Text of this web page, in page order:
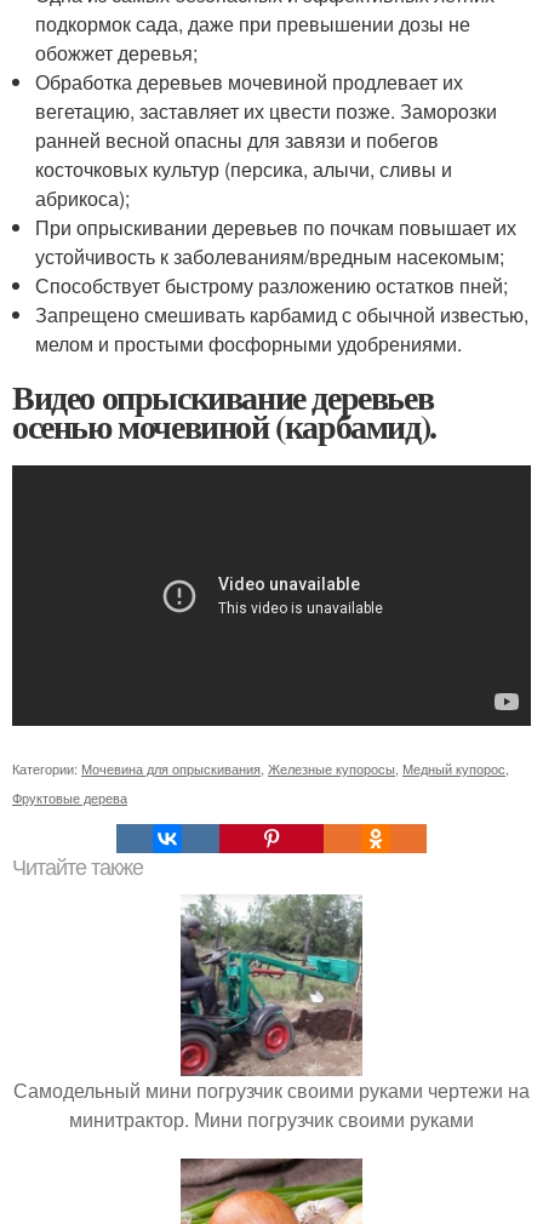
подкормок сада, даже при превышении дозы не
обожжет деревья;
Обработка деревьев мочевиной продлевает их
вегетацию, заставляет их цвести позже. Заморозки
ранней весной опасны для завязи и побегов
косточковых культур (персика, алычи, сливы и
абрикоса);
При опрыскивании деревьев по почкам повышает их
устойчивость к заболеваниям/вредным насекомым;
Способствует быстрому разложению остатков пней;
Запрещено смешивать карбамид с обычной известью,
мелом и простыми фосфорными удобрениями.
Видео опрыскивание деревьев
осенью мочевиной (карбамид).
Категории: Мочевина для опрыскивания, Железные купоросы, Медный купорос,
Фруктовые дерева
Читайте также
Самодельный мини погрузчик своими руками чертежи на
минитрактор. Мини погрузчик своими руками